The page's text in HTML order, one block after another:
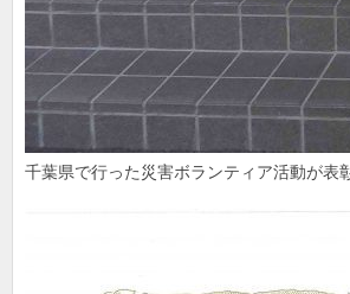
千葉県で行った災害ボランティア活動が表